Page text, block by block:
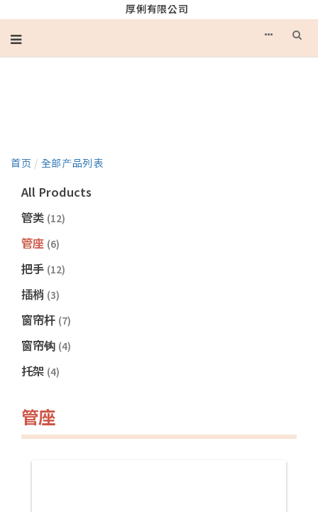
厚俐有限公司
首页 / 全部产品列表
All Products
管类 (12)
管座 (6)
把手 (12)
插梢 (3)
窗帘杆 (7)
窗帘钩 (4)
托架 (4)
管座